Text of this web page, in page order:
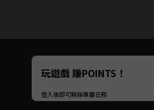
Unmute
如有不便請見諒
玩遊戲 賺POINTS！
登入後即可解鎖專屬任務